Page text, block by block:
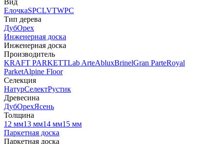
Вид
ЕлочкаSPCLVTWPC
Тип дерева
ДубОрех
Инженерная доска
Инженерная доска
Производитель
KRAFT PARKETTLab ArteAbluxBrinelGran ParteRoyal
ParketAlpine Floor
Селекция
НатурСелектРустик
Древесина
ДубОрехЯсень
Толщина
12 мм13 мм14 мм15 мм
Паркетная доска
Паркетная доска